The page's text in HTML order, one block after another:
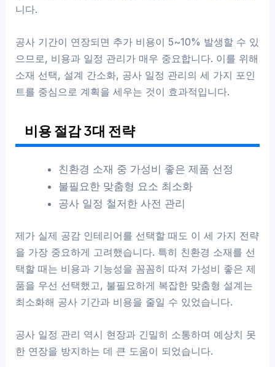
니다.
공사 기간이 연장되면 추가 비용이 5~10% 발생할 수 있
으므로, 비용과 일정 관리가 매우 중요합니다. 이를 위해
소재 선택, 설계 간소화, 공사 일정 관리의 세 가지 포인
트를 중심으로 계획을 세우는 것이 효과적입니다.
비용 절감 3대 전략
친환경 소재 중 가성비 좋은 제품 선정
불필요한 맞춤형 요소 최소화
공사 일정 철저한 사전 관리
제가 실제 공감 인테리어를 선택할 때도 이 세 가지 전략
을 가장 중요하게 고려했습니다. 특히 친환경 소재를 선
택할 때는 비용과 기능성을 꼼꼼히 따져 가성비 좋은 제
품을 우선 선택했고, 불필요하게 복잡한 맞춤형 설계는
최소화해 공사 기간과 비용을 줄일 수 있었습니다.
공사 일정 관리 역시 현장과 긴밀히 소통하며 예상치 못
한 연장을 방지하는 데 큰 도움이 되었습니다.